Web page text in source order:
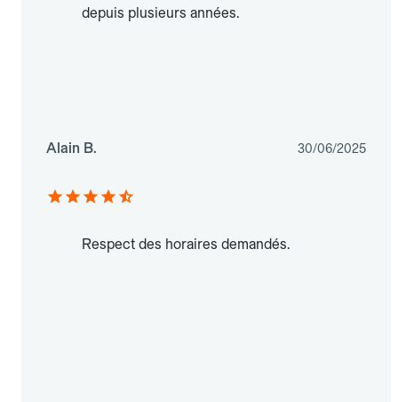
depuis plusieurs années.
Alain B. 30/06/2025
Respect des horaires demandés.